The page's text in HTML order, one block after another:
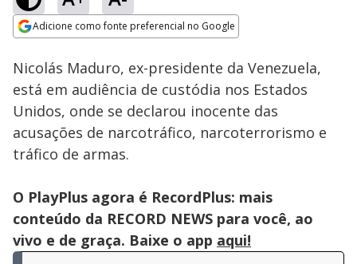
Adicione como fonte preferencial no Google
Ativar
Loaded:
11.11%
Nicolás Maduro, ex-presidente da Venezuela,
está em audiência de custódia nos Estados
Unidos, onde se declarou inocente das
acusações de narcotráfico, narcoterrorismo e
tráfico de armas.
O PlayPlus agora é RecordPlus: mais
conteúdo da RECORD NEWS para você, ao
vivo e de graça. Baixe o app aqui!